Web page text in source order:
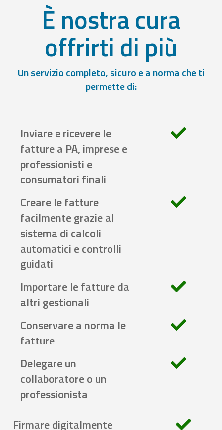
È nostra cura
offrirti di più
Un servizio completo, sicuro e a norma che ti
permette di:
Inviare e ricevere le
fatture a PA, imprese e
professionisti e
consumatori finali
Creare le fatture
facilmente grazie al
sistema di calcoli
automatici e controlli
guidati
Importare le fatture da
altri gestionali
Conservare a norma le
fatture
Delegare un
collaboratore o un
professionista
Firmare digitalmente